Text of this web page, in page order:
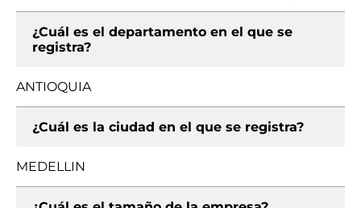
¿Cuál es el departamento en el que se
registra?
ANTIOQUIA
¿Cuál es la ciudad en el que se registra?
MEDELLIN